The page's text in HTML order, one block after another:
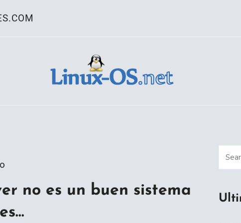
no es un buen sistema